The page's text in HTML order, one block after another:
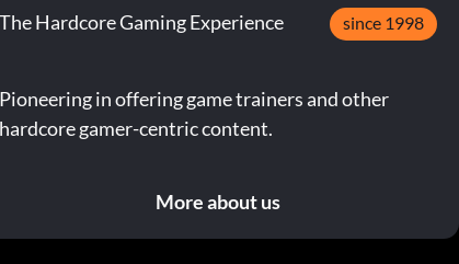
The Hardcore Gaming Experience since 1998
Pioneering in offering game trainers and other
hardcore gamer-centric content.
More about us